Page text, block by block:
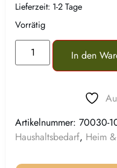
Lieferzeit: 1-2 Tage
Vorrätig
In den
Artikelnummer: 70030-
Haushaltsbedarf, Heim